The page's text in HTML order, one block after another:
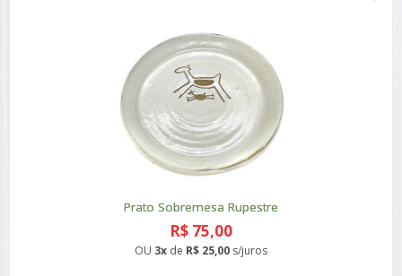
Prato Sobremesa Rupestre
R$ 75,00
OU 3x de R$ 25,00 s/juros